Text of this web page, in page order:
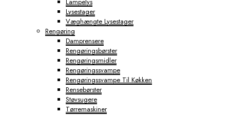
Lysestager
Væghængte Lysestager
Rengøring
Damprensere
Rengøringsbørster
Rengøringsmidler
Rengøringssvampe
Rengøringssvampe Til Køkken
Rensebørster
Støvsugere
Tørremaskiner